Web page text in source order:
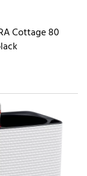
Cottage 80